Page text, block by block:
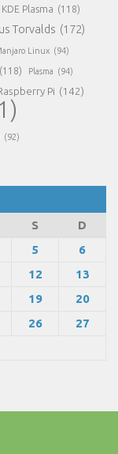
KDE Plasma (118)
Torvalds (172)
Linux (94)
(118) Plasma (94)
Pi (142)
(92)
S
D
5
6
12
13
19
20
26
27